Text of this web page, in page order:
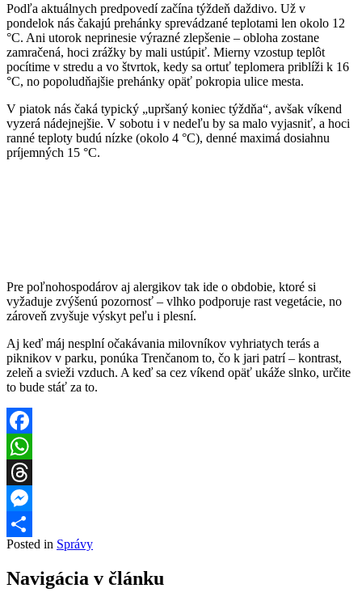
Podľa aktuálnych predpovedí začína týždeň daždivo. Už v
pondelok nás čakajú prehánky sprevádzané teplotami len okolo 12
°C. Ani utorok neprinesie výrazné zlepšenie – obloha zostane
zamračená, hoci zrážky by mali ustúpiť. Mierny vzostup teplôt
pocítime v stredu a vo štvrtok, kedy sa ortuť teplomera priblíži k 16
°C, no popoludňajšie prehánky opäť pokropia ulice mesta.
V piatok nás čaká typický „upršaný koniec týždňa“, avšak víkend
vyzerá nádejnejšie. V sobotu i v nedeľu by sa malo vyjasniť, a hoci
ranné teploty budú nízke (okolo 4 °C), denné maximá dosiahnu
príjemných 15 °C.
Pre poľnohospodárov aj alergikov tak ide o obdobie, ktoré si
vyžaduje zvýšenú pozornosť – vlhko podporuje rast vegetácie, no
zároveň zvyšuje výskyt peľu i plesní.
Aj keď máj nesplní očakávania milovníkov vyhriatych terás a
piknikov v parku, ponúka Trenčanom to, čo k jari patrí – kontrast,
zeleň a svieži vzduch. A keď sa cez víkend opäť ukáže slnko, určite
to bude stáť za to.
Facebook
WhatsApp
Threads
Messenger
Share
Posted in Správy
Navigácia v článku